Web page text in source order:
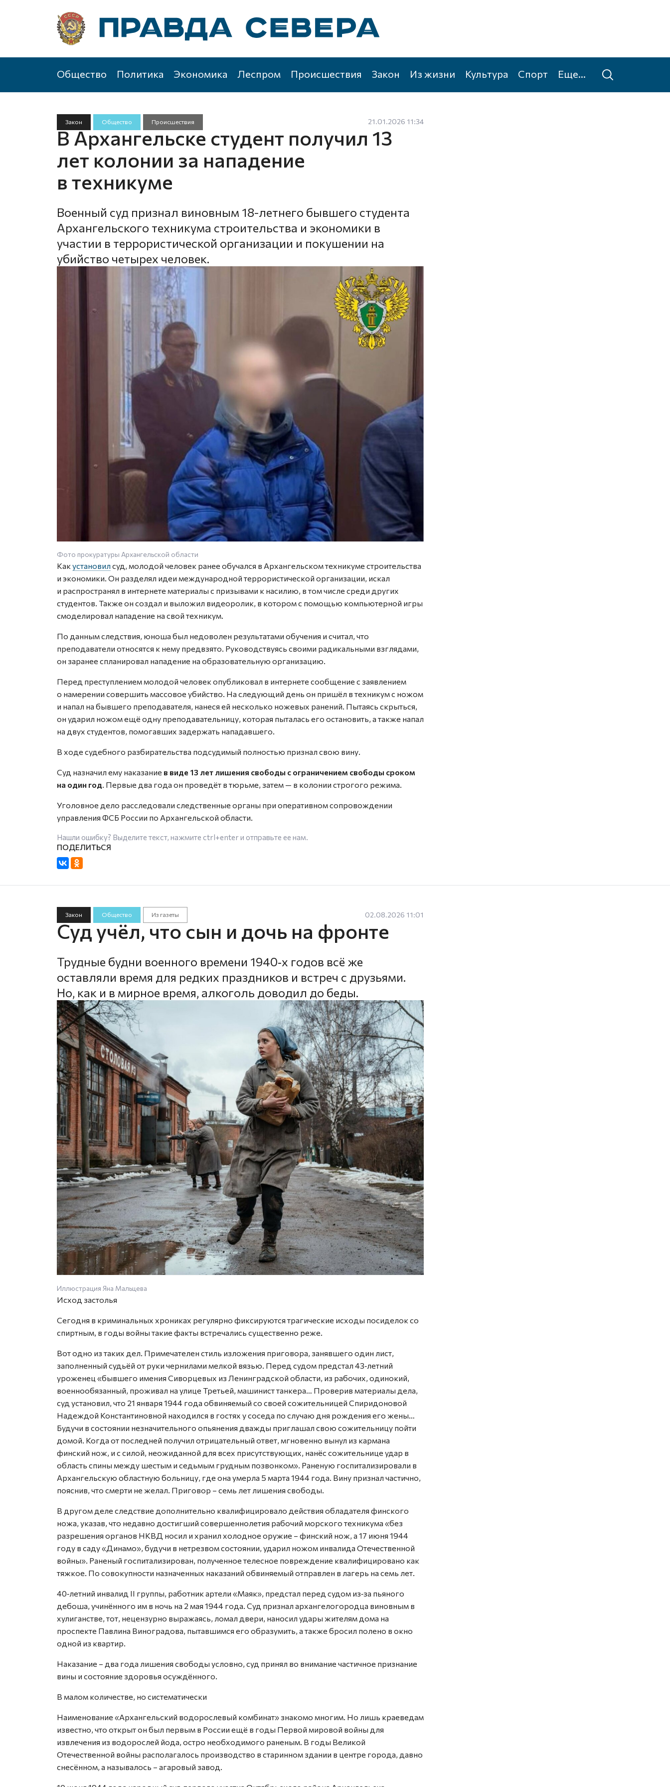
Общество Политика Экономика Леспром Происшествия Закон Из жизни Культура Спорт Еще...
Закон Общество Происшествия 21.01.2026 11:34
В Архангельске студент получил 13
лет колонии за нападение
в техникуме
Военный суд признал виновным 18-летнего бывшего студента
Архангельского техникума строительства и экономики в
участии в террористической организации и покушении на
убийство четырех человек.
Фото прокуратуры Архангельской области
Какустановил суд, молодой человек ранее обучался в Архангельском техникуме строительства
и экономики. Он разделял идеи международной террористической организации, искал
и распространял в интернете материалы с призывами к насилию, в том числе среди других
студентов. Также он создал и выложил видеоролик, в котором с помощью компьютерной игры
смоделировал нападение на свой техникум.
По данным следствия, юноша был недоволен результатами обучения и считал, что
преподаватели относятся к нему предвзято. Руководствуясь своими радикальными взглядами,
он заранее спланировал нападение на образовательную организацию.
Перед преступлением молодой человек опубликовал в интернете сообщение с заявлением
о намерении совершить массовое убийство. На следующий день он пришёл в техникум с ножом
и напал на бывшего преподавателя, нанеся ей несколько ножевых ранений. Пытаясь скрыться,
он ударил ножом ещё одну преподавательницу, которая пыталась его остановить, а также напал
на двух студентов, помогавших задержать нападавшего.
В ходе судебного разбирательства подсудимый полностью признал свою вину.
Суд назначил ему наказание в виде 13 лет лишения свободы с ограничением свободы сроком
на один год. Первые два года он проведёт в тюрьме, затем — в колонии строгого режима.
Уголовное дело расследовали следственные органы при оперативном сопровождении
управления ФСБ России по Архангельской области.
Нашли ошибку? Выделите текст, нажмите ctrl+enterи отправьте ее нам.
Закон Общество Из газеты 02.08.2026 11:01
Суд учёл, что сын и дочь на фронте
Трудные будни военного времени 1940‑х годов всё же
оставляли время для редких праздников и встреч с друзьями.
Но, как и в мирное время, алкоголь доводил до беды.
Иллюстрация Яна Мальцева
Исход застолья
Сегодня в криминальных хрониках регулярно фиксируются трагические исходы посиделок со
спиртным, в годы войны такие факты встречались существенно реже.
Вот одно из таких дел. Примечателен стиль изложения приговора, занявшего один лист,
заполненный судьёй от руки чернилами мелкой вязью. Перед судом предстал 43‑летний
уроженец «бывшего имения Сиворцевых из Ленинградской области, из рабочих, одинокий,
военнообязанный, проживал на улице Третьей, машинист танкера… Проверив материалы дела,
суд установил, что 21 января 1944 года обвиняемый со своей сожительницей Спиридоновой
Надеждой Константиновной находился в гостях у соседа по случаю дня рождения его жены…
Будучи в состоянии незначительного опьянения дважды приглашал свою сожительницу пойти
домой. Когда от последней получил отрицательный ответ, мгновенно вынул из кармана
финский нож, и с силой, неожиданной для всех присутствующих, нанёс сожительнице удар в
область спины между шестым и седьмым грудным позвонком». Раненую госпитализировали в
Архангельскую областную больницу, где она умерла 5 марта 1944 года. Вину признал частично,
пояснив, что смерти не желал. Приговор – семь лет лишения свободы.
В другом деле следствие дополнительно квалифицировало действия обладателя финского
ножа, указав, что недавно достигший совершеннолетия рабочий морского техникума «без
разрешения органов НКВД носил и хранил холодное оружие – финский нож, а 17 июня 1944
году в саду «Динамо», будучи в нетрезвом состоянии, ударил ножом инвалида Отечественной
войны». Раненый госпитализирован, полученное телесное повреждение квалифицировано как
тяжкое. По совокупности назначенных наказаний обвиняемый отправлен в лагерь на семь лет.
40‑летний инвалид II группы, работник артели «Маяк», предстал перед судом из‑за пьяного
дебоша, учинённого им в ночь на 2 мая 1944 года. Суд признал архангелогородца виновным в
хулиганстве, тот, нецензурно выражаясь, ломал двери, наносил удары жителям дома на
проспекте Павлина Виноградова, пытавшимся его образумить, а также бросил полено в окно
одной из квартир.
Наказание – два года лишения свободы условно, суд принял во внимание частичное признание
вины и состояние здоровья осуждённого.
В малом количестве, но систематически
Наименование «Архангельский водорослевый комбинат» знакомо многим. Но лишь краеведам
известно, что открыт он был первым в России ещё в годы Первой мировой войны для
извлечения из водорослей йода, остро необходимого раненым. В годы Великой
Отечественной войны располагалось производство в старинном здании в центре города, давно
снесённом, а называлось – агаровый завод.